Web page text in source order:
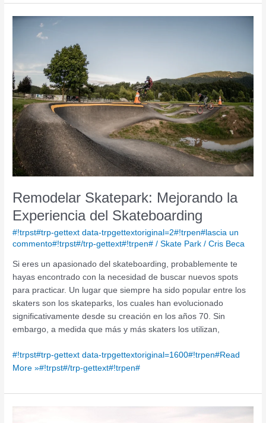
Remodelar Skatepark: Mejorando la
Experiencia del Skateboarding
#!trpst#trp-gettext data-trpgettextoriginal=2#!trpen#lascia un
commento#!trpst#/trp-gettext#!trpen# /Skate Park /Cris Beca
Si eres un apasionado del skateboarding, probablemente te
hayas encontrado con la necesidad de buscar nuevos spots
para practicar. Un lugar que siempre ha sido popular entre los
skaters son los skateparks, los cuales han evolucionado
significativamente desde su creación en los años 70. Sin
embargo, a medida que más y más skaters los utilizan,
Remodelar
Skatepark:
Experiencia
del
Skateboarding
#!trpst#trp-gettext data-trpgettextoriginal=1600#!trpen#Read
More »#!trpst#/trp-gettext#!trpen#